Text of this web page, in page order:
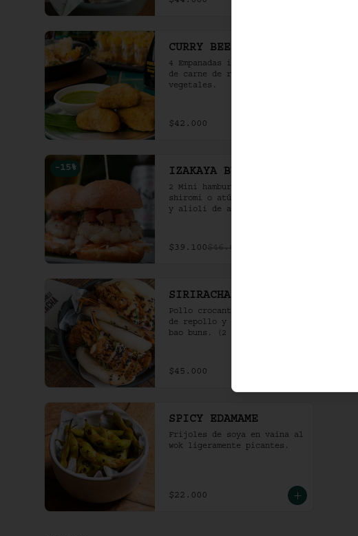
CURRY BEEF SAMOSA
4 Empanadas indias rellenas
de carne de res al curry y
vegetales.
$42.000
-15 % IZAKAYA BURGERS
2 Mini hamburguesas de
shiromi o atún a la parrilla
y alioli de ajo crocante en
$39.100$46.000
SIRIRACHA CHICKEN
Pollo crocante con ensalada
de repollo y mayo picante en
bao buns. (2 und)
$45.000
SPICY EDAMAME
Frijoles de soya en vaina al
wok ligeramente picantes.
$22.000